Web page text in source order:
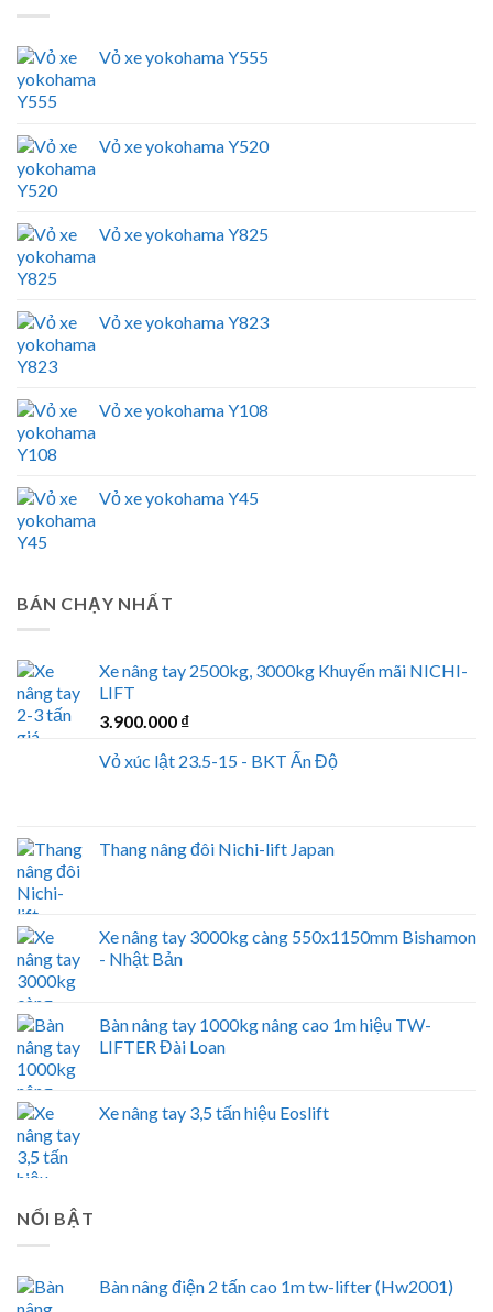
Vỏ xe yokohama Y555
Vỏ xe yokohama Y520
Vỏ xe yokohama Y825
Vỏ xe yokohama Y823
Vỏ xe yokohama Y108
Vỏ xe yokohama Y45
BÁN CHẠY NHẤT
Xe nâng tay 2500kg, 3000kg Khuyến mãi NICHI-
LIFT
3.900.000 ₫
Vỏ xúc lật 23.5-15 - BKT Ấn Độ
Thang nâng đôi Nichi-lift Japan
Xe nâng tay 3000kg càng 550x1150mm Bishamon
- Nhật Bản
Bàn nâng tay 1000kg nâng cao 1m hiệu TW-
LIFTER Đài Loan
Xe nâng tay 3,5 tấn hiệu Eoslift
NỔI BẬT
Bàn nâng điện 2 tấn cao 1m tw-lifter (Hw2001)